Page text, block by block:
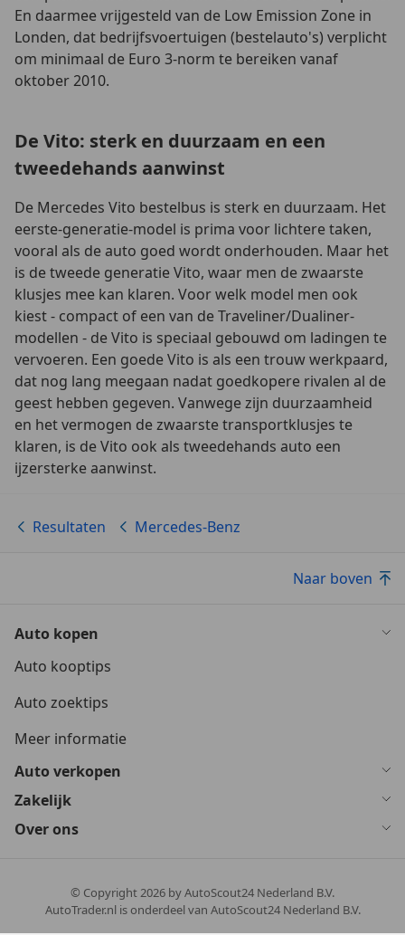
En daarmee vrijgesteld van de Low Emission Zone in
Londen, dat bedrijfsvoertuigen (bestelauto's) verplicht
om minimaal de Euro 3-norm te bereiken vanaf
oktober 2010.
De Vito: sterk en duurzaam en een
tweedehands aanwinst
De Mercedes Vito bestelbus is sterk en duurzaam. Het
eerste-generatie-model is prima voor lichtere taken,
vooral als de auto goed wordt onderhouden. Maar het
is de tweede generatie Vito, waar men de zwaarste
klusjes mee kan klaren. Voor welk model men ook
kiest - compact of een van de Traveliner/Dualiner-
modellen - de Vito is speciaal gebouwd om ladingen te
vervoeren. Een goede Vito is als een trouw werkpaard,
dat nog lang meegaan nadat goedkopere rivalen al de
geest hebben gegeven. Vanwege zijn duurzaamheid
en het vermogen de zwaarste transportklusjes te
klaren, is de Vito ook als tweedehands auto een
ijzersterke aanwinst.
Resultaten Mercedes-Benz
Naar boven
Auto kopen
Auto kooptips
Auto zoektips
Meer informatie
Auto verkopen
Zakelijk
Over ons
© Copyright2026 by AutoScout24 Nederland B.V.
AutoTrader.nl is onderdeel van AutoScout24 Nederland B.V.